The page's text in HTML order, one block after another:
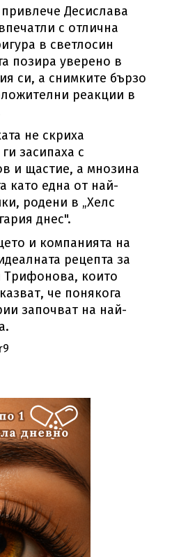
Десислава
с отлична
в светлосин
позира уверено в
си, а снимките бързо
реакции в
не скриха
засипаха с
и щастие, а мнозина
като една от най-
родени в „Хелс
днес".
и компанията на
рецепта за
Трифонова, които
че понякога
започват на най-